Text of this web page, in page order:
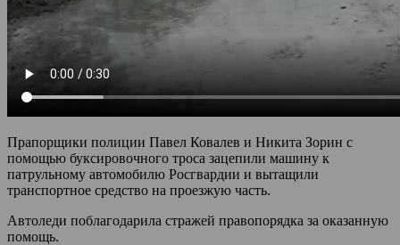
Прапорщики полиции Павел Ковалев и Никита Зорин с
помощью буксировочного троса зацепили машину к
патрульному автомобилю Росгвардии и вытащили
транспортное средство на проезжую часть.
Автоледи поблагодарила стражей правопорядка за оказанную
помощь.